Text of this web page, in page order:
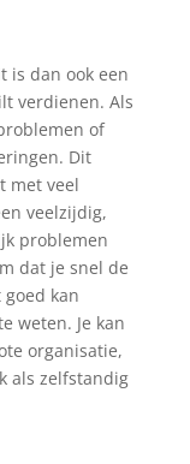
is dan ook een
verdienen. Als
of
Dit
met veel
veelzijdig,
problemen
dat je snel de
kan
weten. Je kan
organisatie,
als zelfstandig